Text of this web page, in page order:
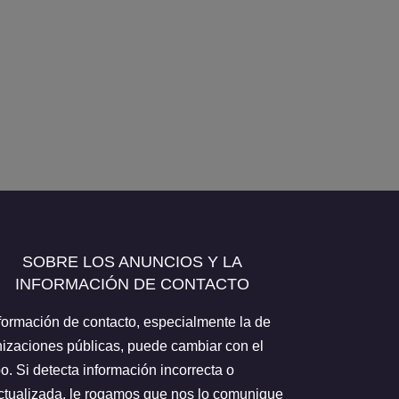
SOBRE LOS ANUNCIOS Y LA
INFORMACIÓN DE CONTACTO
de contacto, especialmente la de
públicas, puede cambiar con el
Si detecta información incorrecta o
le rogamos que nos lo comunique